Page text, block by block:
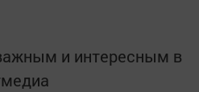
и интересным в